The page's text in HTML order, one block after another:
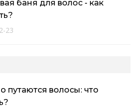
баня для волос - как
23
путаются волосы: что